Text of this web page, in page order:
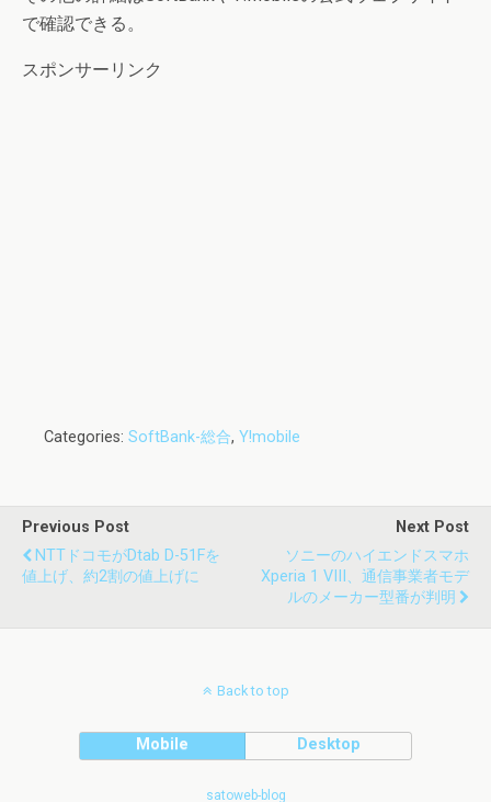
で確認できる。
スポンサーリンク
Categories: SoftBank-総合, Y!mobile
Previous Post
NTTドコモがdtab D-51Fを
値上げ、約2割の値上げに
Next Post
ソニーのハイエンドスマホ
Xperia 1 VIII、通信事業者モデ
ルのメーカー型番が判明
Back to top
Mobile Desktop
satoweb-blog